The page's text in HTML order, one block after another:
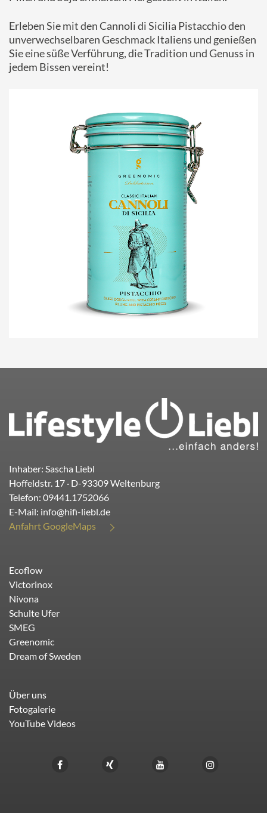
Erleben Sie mit den Cannoli di Sicilia Pistacchio den
unverwechselbaren Geschmack Italiens und genießen
Sie eine süße Verführung, die Tradition und Genuss in
jedem Bissen vereint!
Inhaber: Sascha Liebl
Hoffeldstr. 17 · D-93309Weltenburg
Telefon: 09441.1752066
E-Mail: info@hifi-liebl.de
Anfahrt GoogleMaps
Ecoflow
Victorinox
Nivona
Schulte Ufer
SMEG
Greenomic
Dream of Sweden
Über uns
Fotogalerie
YouTube Videos